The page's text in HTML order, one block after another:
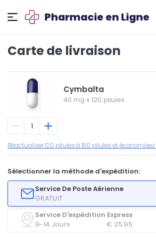
Pharmacie en Ligne
Carte de livraison
Cymbalta
40 mg x 120 pilules
Réactualiser 120 pilules à 180 pilules et
Sélectionner la méthode d'expédition:
Service De Poste Aérienne
GRATUIT
Service D'expédition Express
9-14 Jours
€ 25.95